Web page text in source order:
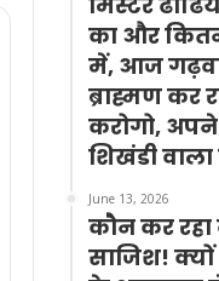
का और
में, आज
ब्राह्मण कर
करोगो,
शिखंडी
June 13, 2026
कौन कर
साजिश! क्यों